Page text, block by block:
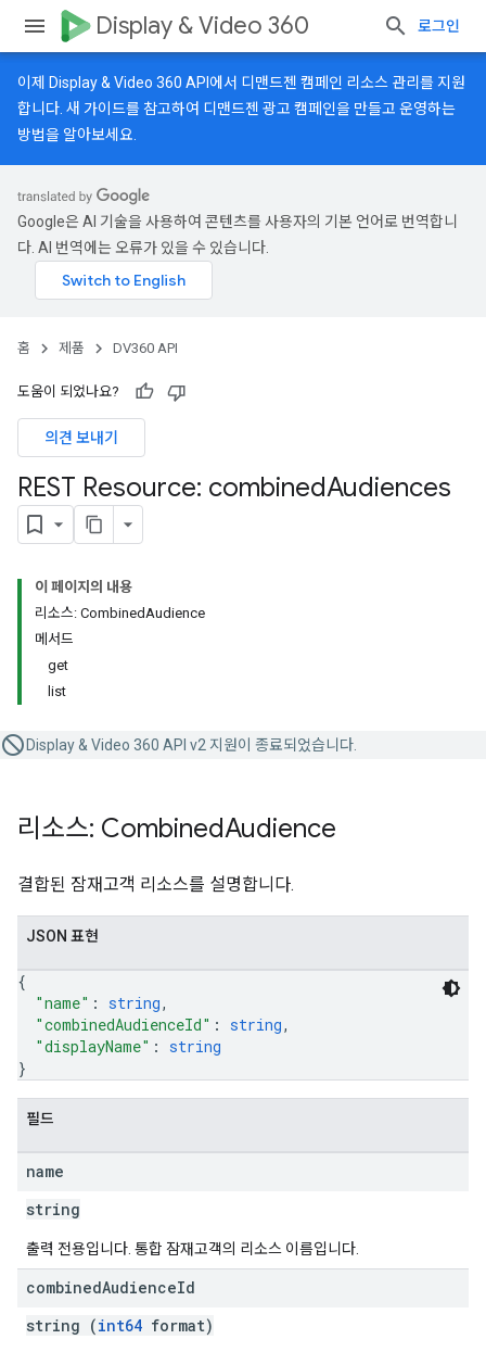
Display & Video 360 로그인
이제 Display & Video 360 API에서 디맨드젠 캠페인 리소스 관리를 지원
합니다. 새 가이드를 참고하여 디맨드젠 광고 캠페인을 만들고 운영하는
방법을 알아보세요.
Google은 AI 기술을 사용하여 콘텐츠를 사용자의 기본 언어로 번역합니
다. AI 번역에는 오류가 있을 수 있습니다.
홈 제품 DV360 API
도움이 되었나요?
의견 보내기
REST Resource: combinedAudiences
이 페이지의 내용
리소스: CombinedAudience
메서드
get
list
Display & Video 360 API v2 지원이 종료되었습니다.
리소스: CombinedAudience
결합된 잠재고객 리소스를 설명합니다.
JSON 표현
{
"name" : string,
"combinedAudienceId" : string,
"displayName" : string
}
필드
name
string
출력 전용입니다. 통합 잠재고객의 리소스 이름입니다.
combinedAudienceId
string (int64 format)